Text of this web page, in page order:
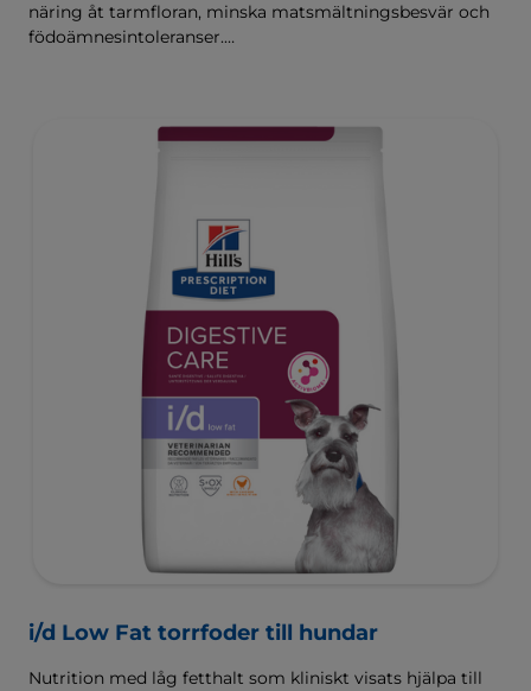
näring åt tarmfloran, minska matsmältningsbesvär och
födoämnesintoleranser.
matsmältningen och välbefinnandet.
i/d Low Fat torrfoder till hundar
Nutrition med låg fetthalt som kliniskt visats hjälpa till